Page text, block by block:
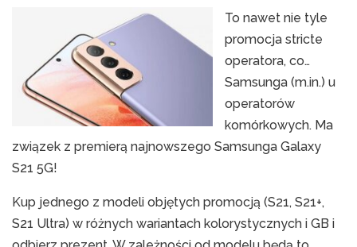
To nawet nie tyle
promocja stricte
operatora, co…
Samsunga (m.in.) u
operatorów
komórkowych. Ma
związek z premierą najnowszego Samsunga Galaxy
S21 5G!
Kup jednego z modeli objętych promocją (S21, S21+,
S21 Ultra) w różnych wariantach kolorystycznych i GB i